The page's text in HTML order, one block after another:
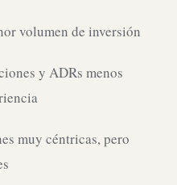
volumen de inversión
y ADRs menos
muy céntricas, pero